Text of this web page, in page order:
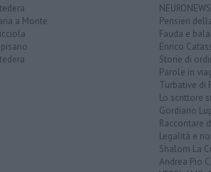
a Monte
Pensieri
Fauda e
Enrico
Storie di
Parole in
Turbative di
Lo scrittore
Gordiano
Raccontare
Legalità e
Shalom La
Andrea Pio